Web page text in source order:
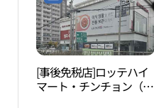
[事後免税店]ロッテハイ
マート・チンチョン（鎮